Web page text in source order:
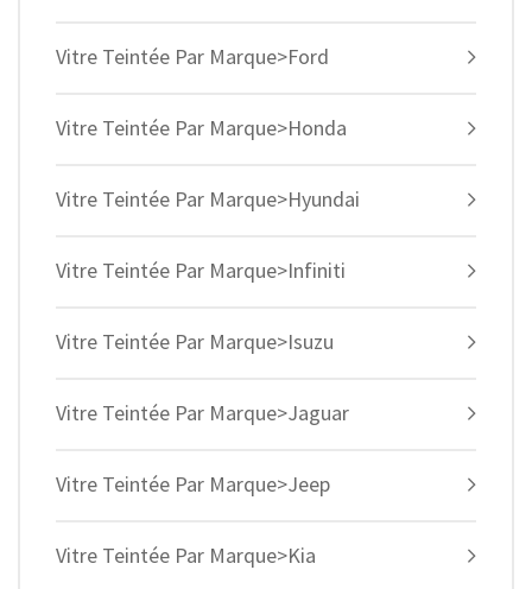
Vitre Teintée Par Marque>Ford
Vitre Teintée Par Marque>Honda
Vitre Teintée Par Marque>Hyundai
Vitre Teintée Par Marque>Infiniti
Vitre Teintée Par Marque>Isuzu
Vitre Teintée Par Marque>Jaguar
Vitre Teintée Par Marque>Jeep
Vitre Teintée Par Marque>Kia